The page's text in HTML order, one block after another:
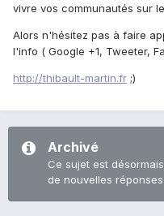
vivre vos communautés sur
Alors n'hésitez pas à faire
l'info ( Google +1, Tweeter,
http://thibault-martin.fr ;)
Archivé
Ce sujet est
de nouvelles réponses.